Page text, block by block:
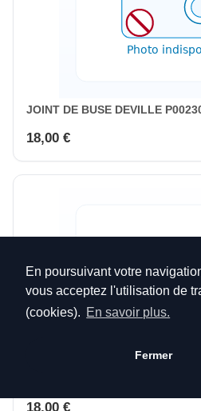
En poursuivant votre
vous acceptez l'utilisation de
(cookies). En savoir plus.
Fermer
JOINT DE BUSE DEVILLE
18,00 €
18,00 €